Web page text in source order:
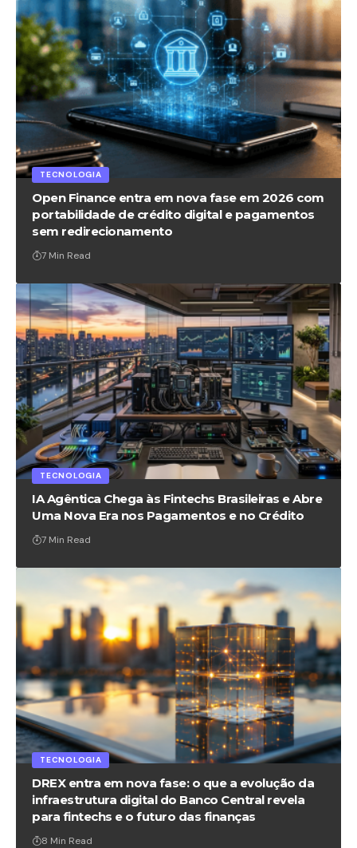
TECNOLOGIA
Open Finance entra em nova fase em 2026 com
portabilidade de crédito digital e pagamentos
sem redirecionamento
7 Min Read
TECNOLOGIA
IA Agêntica Chega às Fintechs Brasileiras e Abre
Uma Nova Era nos Pagamentos e no Crédito
7 Min Read
TECNOLOGIA
DREX entra em nova fase: o que a evolução da
infraestrutura digital do Banco Central revela
para fintechs e o futuro das finanças
8 Min Read